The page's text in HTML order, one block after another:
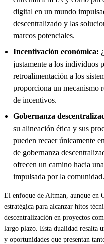
digital en un mundo
descentralizado y las
marcos potenciales.
Incentivación económica:
justamente a los individuos
retroalimentación a los
proporciona un mecanismo
de incentivos.
Gobernanza
su alineación ética y sus
pueden recaer únicamente
de gobernanza
ofrecen un camino hacia
impulsada por la comunidad.
El enfoque de Altman, aunque en
estratégica para alcanzar hitos
descentralización en proyectos
largo plazo. Esta dualidad resalta
y oportunidades que presentan